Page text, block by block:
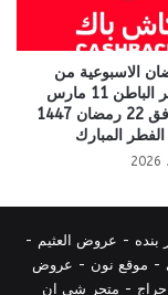
الاسبوعية من
التميمي حفر الباطن 11 مارس
2026 الموافق 22 رمضان 1447
المبارك
بنده - عروض العثيم -
- موقع نون - عروض
- متجر شي ان